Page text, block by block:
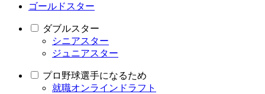
ゴールドスター
ダブルスター
シニアスター
ジュニアスター
プロ野球選手になるため
就職オンラインドラフト